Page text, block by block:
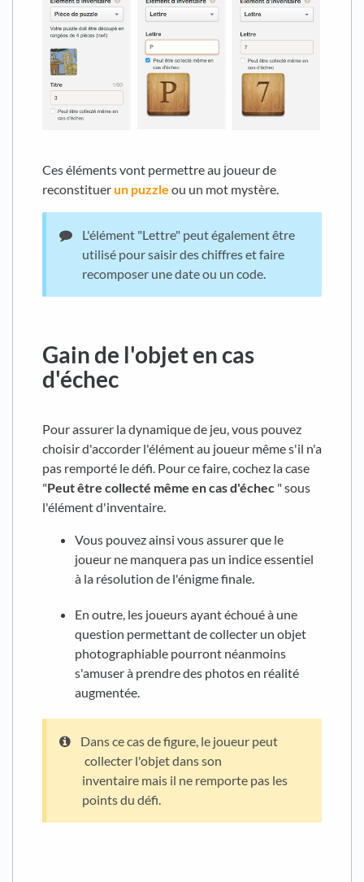
Ces éléments vont permettre au joueur de
reconstituerun puzzle ou un mot mystère.
L'élément "Lettre" peut également être
utilisé pour saisir des chiffres et faire
recomposer une date ou un code.
Gain de l'objet en cas
d'échec
Pour assurer la dynamique de jeu, vous pouvez
choisir d'accorder l'élément au joueur même s'il n'a
pas remporté le défi. Pour ce faire, cochez la case
"Peut être collecté même en cas d'échec " sous
l'élément d'inventaire.
Vous pouvez ainsi vous assurer que le
joueur ne manquera pas un indice essentiel
à la résolution de l'énigme finale.
En outre, les joueurs ayant échoué à une
question permettant de collecter un objet
photographiable pourront néanmoins
s'amuser à prendre des photos en réalité
augmentée.
Dans ce cas de figure, le joueur peut
collecter l'objet dans son
inventaire mais il ne remporte pas les
points du défi.